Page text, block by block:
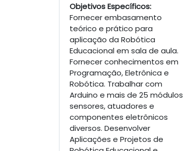
Objetivos Específicos:
Fornecer embasamento
teórico e prático para
aplicação da Robótica
Educacional em sala de aula.
Fornecer conhecimentos em
Programação, Eletrônica e
Robótica. Trabalhar com
Arduino e mais de 25 módulos
sensores, atuadores e
componentes eletrônicos
diversos. Desenvolver
Aplicações e Projetos de